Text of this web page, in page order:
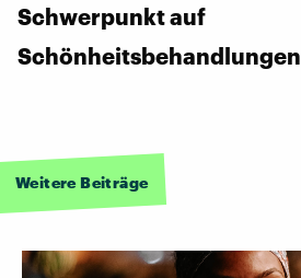
Schwerpunkt auf
Schönheitsbehandlungen
Weitere Beiträge